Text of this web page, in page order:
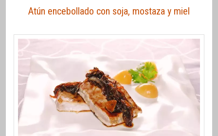
Atún encebollado con soja, mostaza y miel